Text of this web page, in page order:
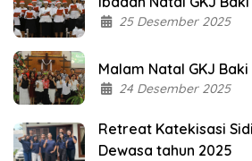
25 Desember 2025
Malam Natal GKJ Baki
24 Desember 2025
Retreat Katekisasi
Dewasa tahun 2025